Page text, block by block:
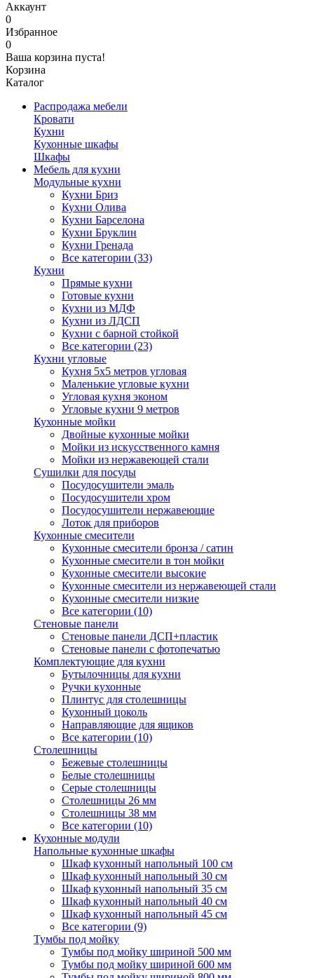
Аккаунт
0
Избранное
0
Ваша корзина пуста!
Корзина
Каталог
Распродажа мебели
Кровати
Кухни
Кухонные шкафы
Шкафы
Мебель для кухни
Модульные кухни
Кухни Бриз
Кухни Олива
Кухни Барселона
Кухни Бруклин
Кухни Гренада
Все категории (33)
Кухни
Прямые кухни
Готовые кухни
Кухни из МДФ
Кухни из ЛДСП
Кухни с барной стойкой
Все категории (23)
Кухни угловые
Кухня 5х5 метров угловая
Маленькие угловые кухни
Угловая кухня эконом
Угловые кухни 9 метров
Кухонные мойки
Двойные кухонные мойки
Мойки из искусственного камня
Мойки из нержавеющей стали
Сушилки для посуды
Посудосушители эмаль
Посудосушители хром
Посудосушители нержавеющие
Лоток для приборов
Кухонные смесители
Кухонные смесители бронза / сатин
Кухонные смесители в тон мойки
Кухонные смесители высокие
Кухонные смесители из нержавеющей стали
Кухонные смесители низкие
Все категории (10)
Стеновые панели
Стеновые панели ДСП+пластик
Стеновые панели с фотопечатью
Комплектующие для кухни
Бутылочницы для кухни
Ручки кухонные
Плинтус для столешницы
Кухонный цоколь
Направляющие для ящиков
Все категории (10)
Столешницы
Бежевые столешницы
Белые столешницы
Серые столешницы
Столешницы 26 мм
Столешницы 38 мм
Все категории (10)
Кухонные модули
Напольные кухонные шкафы
Шкаф кухонный напольный 100 см
Шкаф кухонный напольный 30 см
Шкаф кухонный напольный 35 см
Шкаф кухонный напольный 40 см
Шкаф кухонный напольный 45 см
Все категории (9)
Тумбы под мойку
Тумбы под мойку шириной 500 мм
Тумбы под мойку шириной 600 мм